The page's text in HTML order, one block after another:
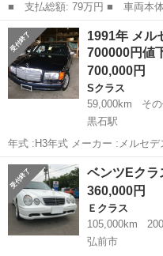
■ 支払総額: 79万円 ■ 車両本体価格： 690,000 円 ■ メーカー
名： メルセデス・ベンツ ■ 車
ン ■ グレード名： Ｅ２５０Ｃ
５ Ｅ２５０ＣＧ...
宮城 仙台市 Ｅクラス
1991年 メル
700000円値
700,000円
Sクラス
59,000km
そ
黒石駅
年式 :H3年式 メーカー :メルセデス 車種 :420SEL 走行距離 :59000㌔
セールスポイント 内外装ともに
青森 黒石市
ベンツEクラ
360,000円
Ｅクラス
105,000km
弘前市